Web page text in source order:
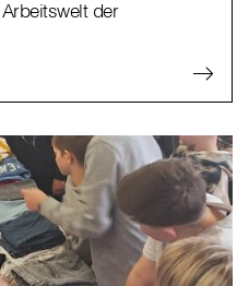
der